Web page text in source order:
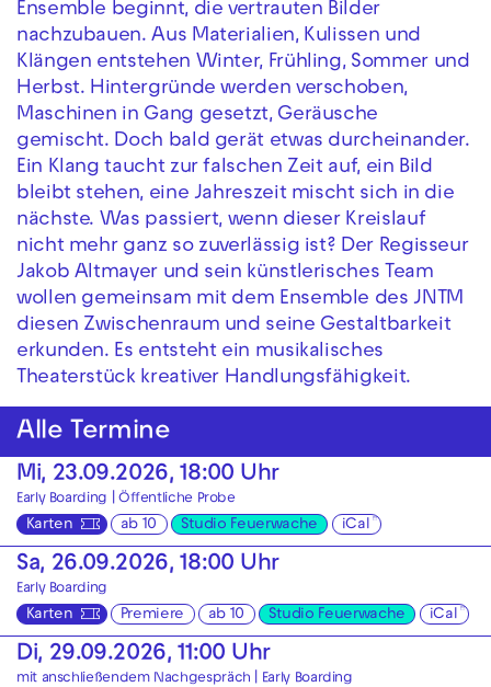
Ensemble beginnt, die vertrauten Bilder
nachzubauen. Aus Materialien, Kulissen und
Klängen entstehen Winter, Frühling, Sommer und
Herbst. Hintergründe werden verschoben,
Maschinen in Gang gesetzt, Geräusche
gemischt. Doch bald gerät etwas durcheinander.
Ein Klang taucht zur falschen Zeit auf, ein Bild
bleibt stehen, eine Jahreszeit mischt sich in die
nächste. Was passiert, wenn dieser Kreislauf
nicht mehr ganz so zuverlässig ist? Der Regisseur
Jakob Altmayer und sein künstlerisches Team
wollen gemeinsam mit dem Ensemble des JNTM
diesen Zwischenraum und seine Gestaltbarkeit
erkunden. Es entsteht ein musikalisches
Theaterstück kreativer Handlungsfähigkeit.
Alle Termine
Mi, 23.09.2026, 18:00 Uhr
Early Boarding Öffentliche Probe
Karten ab 10 Studio Feuerwache iCal
Sa, 26.09.2026, 18:00 Uhr
Early Boarding
Karten Premiere ab 10 Studio Feuerwache iCal
Di, 29.09.2026, 11:00 Uhr
mit anschließendem Nachgespräch | Early Boarding